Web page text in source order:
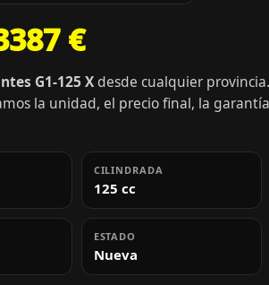
€
G1-125 X desde cualquier
la unidad, el precio final, la
CILINDRADA
125 cc
ESTADO
Nueva